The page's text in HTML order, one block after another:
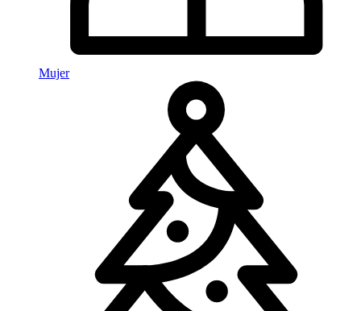
Mujer